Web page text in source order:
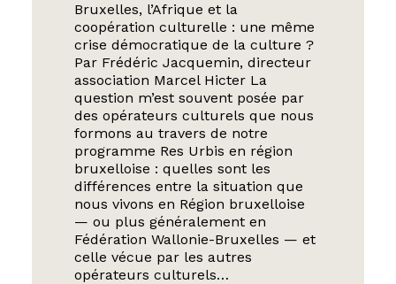
Bruxelles, l’Afrique et la
coopération culturelle : une même
crise démocratique de la culture ?
Par Frédéric Jacquemin, directeur
association Marcel Hicter La
question m’est souvent posée par
des opérateurs culturels que nous
formons au travers de notre
programme Res Urbis en région
bruxelloise : quelles sont les
différences entre la situation que
nous vivons en Région bruxelloise
— ou plus généralement en
Fédération Wallonie-Bruxelles — et
celle vécue par les autres
opérateurs culturels…